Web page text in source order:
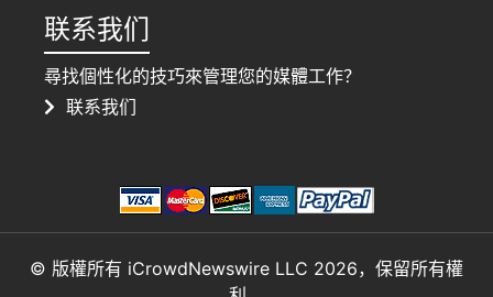
联系我们
尋找個性化的技巧來管理您的媒體工作？
联系我们
© 版權所有 iCrowdNewswire LLC 2026，保留所有權